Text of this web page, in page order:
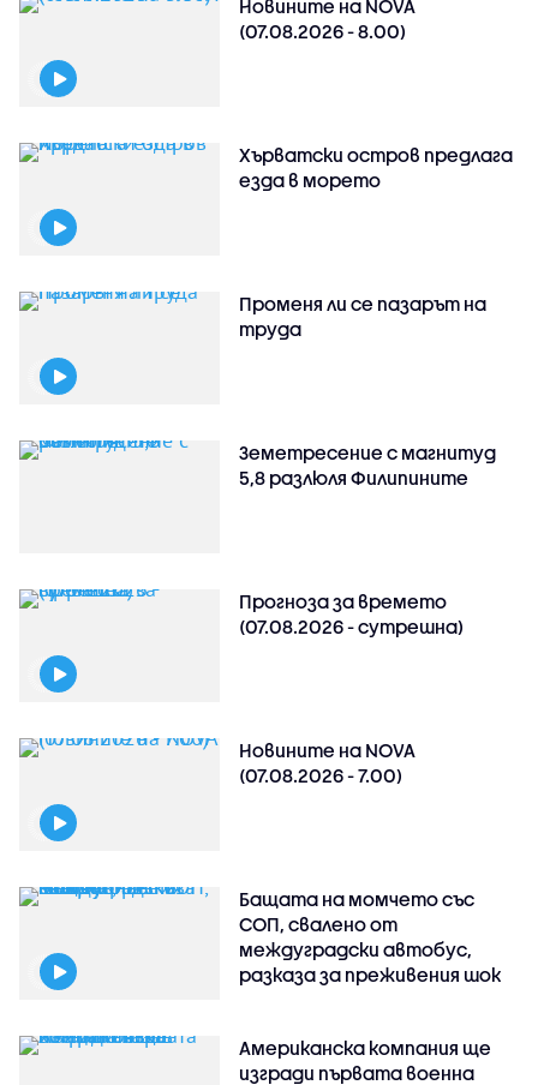
Новините на NOVA
(07.08.2026 - 8.00)
Хърватски остров предлага
езда в морето
Променя ли се пазарът на
труда
Земетресение с магнитуд
5,8 разлюля Филипините
Прогноза за времето
(07.08.2026 - сутрешна)
Новините на NOVA
(07.08.2026 - 7.00)
Бащата на момчето със
СОП, свалено от
междуградски автобус,
разказа за преживения шок
Американска компания ще
изгради първата военна